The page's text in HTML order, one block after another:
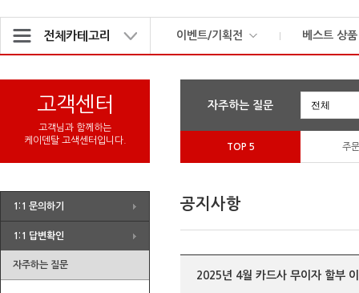
전체카테고리 이벤트/기획전
[8월] 더블할인 이벤트 - 1만원 + 10%할인
[8월] 이달의 K 상품 - Suction Tip K
[기간한정특가] 믹싱팁 K 출시!
매주 목/금/토 득템의 장
땡처리 할인전
베스트 상품
고객센터
고객님과 함께하는
케이덴탈 고색센터입니다.
1:1 문의하기
1:1 답변확인
자주하는 질문
자주하는 질문
TOP 5 주
공지사항
2025년 4월 카드사 무이자 할부